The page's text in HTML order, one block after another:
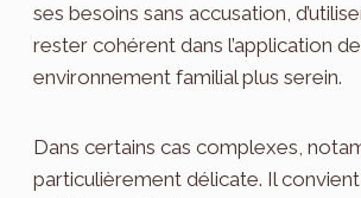
ses besoins sans accusation,
rester cohérent dans l’application
environnement familial plus serein.
Dans certains cas complexes,
particulièrement délicate. Il